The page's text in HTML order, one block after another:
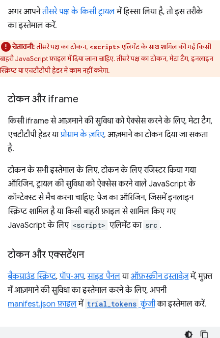
अगर आपनेतीसरे पक्ष के किसी ट्रायलमें हिस्सा लिया है, तो इस तरीके
का इस्तेमाल करें.
चेतावनी:तीसरे पक्ष का टोकन, <script>एलिमेंट के साथ शामिल की गई किसी
बाहरी JavaScript फ़ाइल में दिया जाना चाहिए. तीसरे पक्ष का टोकन, मेटा टैग, इनलाइन
स्क्रिप्ट या एचटीटीपी हेडर में काम नहीं करेगा.
टोकन और iframe
किसी iframe से आज़माने की सुविधा को ऐक्सेस करने के लिए, मेटा टैग,
एचटीटीपी हेडर याप्रोग्राम के ज़रिए, आज़माने का टोकन दिया जा सकता
है.
टोकन के सभी इस्तेमाल के लिए, टोकन के लिए रजिस्टर किया गया
ऑरिजिन, ट्रायल की सुविधा को ऐक्सेस करने वाले JavaScript के
कॉन्टेक्स्ट से मैच करना चाहिए: पेज का ऑरिजिन, जिसमें इनलाइन
स्क्रिप्ट शामिल है या किसी बाहरी फ़ाइल से शामिल किए गए
JavaScript के लिए <script> एलिमेंट का src .
टोकन और एक्सटेंशन
बैकग्राउंड स्क्रिप्ट, पॉप-अप,साइड पैनलयाऑफ़स्क्रीन दस्तावेज़में, मुफ़्त
में आज़माने की सुविधा का इस्तेमाल करने के लिए, अपनी
manifest.json फ़ाइलमें trial_tokens कुंजीका इस्तेमाल करें.